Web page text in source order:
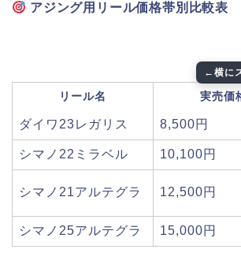
アジング用リール価格帯別比較表
リール名 実売価
ダイワ23レガリス 8,500円
シマノ22ミラベル 10,100円
シマノ21アルテグラ 12,500円
シマノ25アルテグラ 15,000円